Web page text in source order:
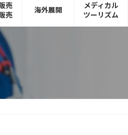
売
売
海外展開
メディカル
ツーリズム